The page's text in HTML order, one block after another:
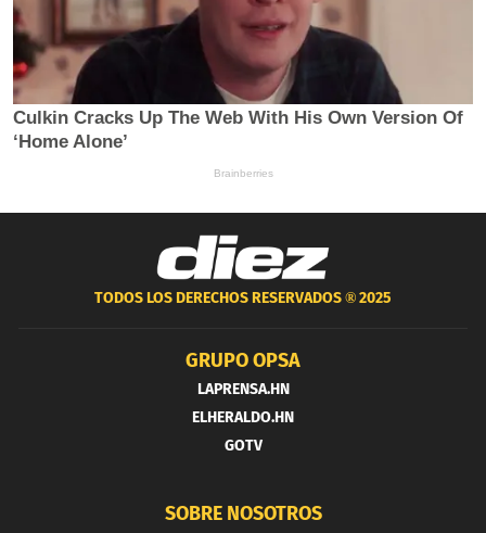
TODOS LOS DERECHOS RESERVADOS ®2025
GRUPO OPSA
LAPRENSA.HN
ELHERALDO.HN
GOTV
SOBRE NOSOTROS